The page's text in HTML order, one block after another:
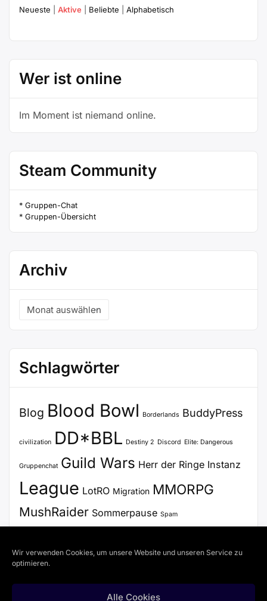
Wir verwenden Cookies, um unsere Website und unseren Service zu
optimieren.
Alle Cookies
Neueste Aktive Beliebte Alphabetisch
Wer ist online
Im Moment ist niemand online.
Steam Community
* Gruppen-Chat
* Gruppen-Übersicht
Archiv
Archiv
Schlagwörter
Blog Blood Bowl Borderlands BuddyPress
civilization DD*BBL Destiny 2 Discord Elite: Dangerous
Gruppenchat Guild Wars Herr der Ringe Instanz
League LotRO Migration MMORPG
MushRaider Sommerpause Spam
WordPress